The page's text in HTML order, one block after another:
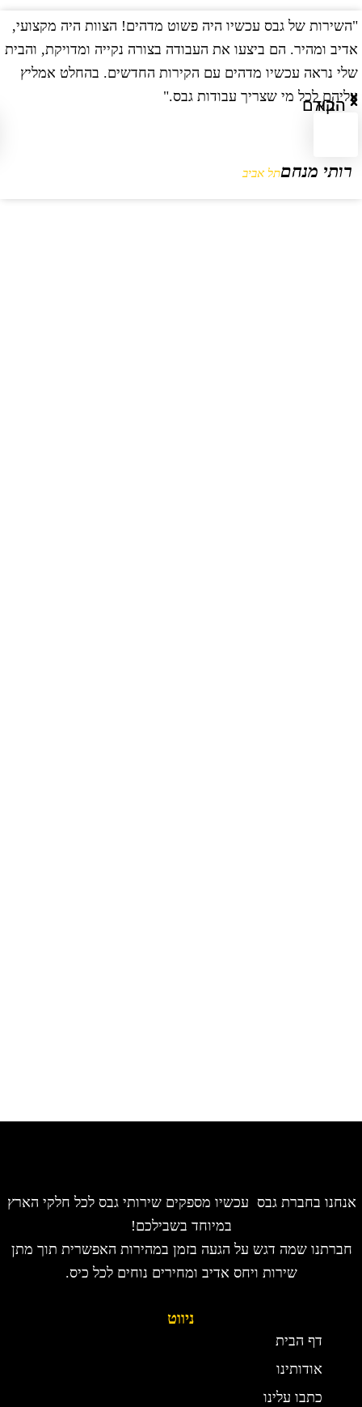
"השירות של גבס עכשיו היה פשוט מדהים! הצוות היה מקצועי,
אדיב ומהיר. הם ביצעו את העבודה בצורה נקייה ומדויקת, והבית
שלי נראה עכשיו מדהים עם הקירות החדשים. בהחלט אמליץ
עליהם לכל מי שצריך עבודות גבס."
רותי מנחםתל אביב
הקודם
הבא
אנחנו בחברת גבס עכשיו מספקים שירותי גבס לכל חלקי הארץ
במיוחד בשבילכם!
חברתנו שמה דגש על הגעה בזמן במהירות האפשרית תוך מתן
שירות ויחס אדיב ומחירים נוחים לכל כיס.
ניווט
דף הבית
אודותינו
כתבו עלינו